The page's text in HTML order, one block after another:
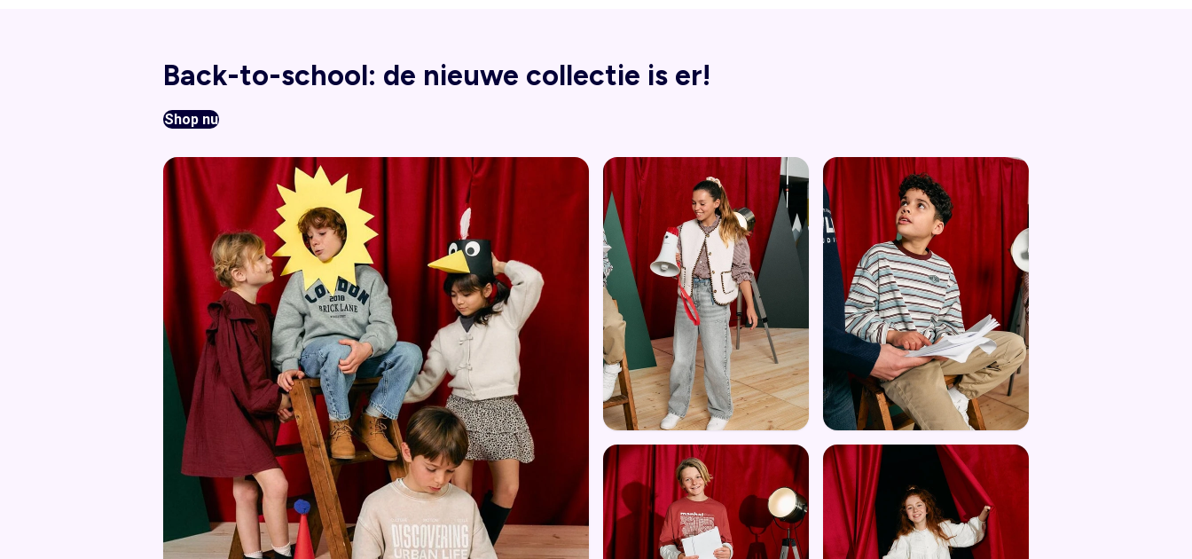
Back-to-school: de nieuwe collectie is er!
Shop nu